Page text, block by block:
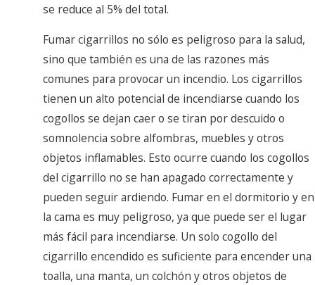
se reduce al 5% del total.
Fumar cigarrillos no sólo es peligroso para la salud,
sino que también es una de las razones más
comunes para provocar un incendio. Los cigarrillos
tienen un alto potencial de incendiarse cuando los
cogollos se dejan caer o se tiran por descuido o
somnolencia sobre alfombras, muebles y otros
objetos inflamables. Esto ocurre cuando los cogollos
del cigarrillo no se han apagado correctamente y
pueden seguir ardiendo. Fumar en el dormitorio y en
la cama es muy peligroso, ya que puede ser el lugar
más fácil para incendiarse. Un solo cogollo del
cigarrillo encendido es suficiente para encender una
toalla, una manta, un colchón y otros objetos de